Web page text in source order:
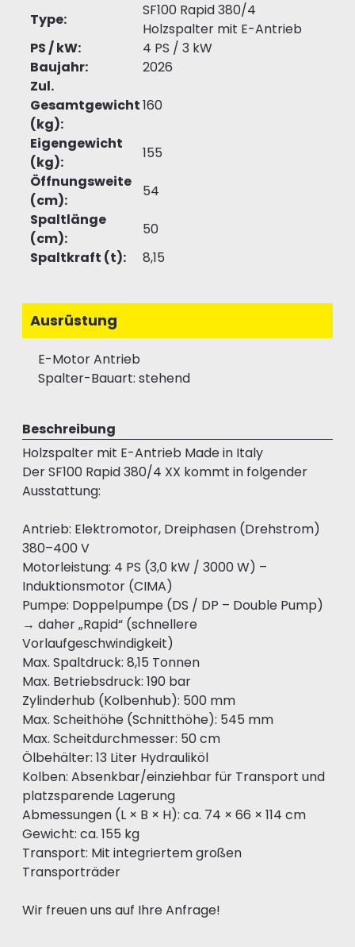
Type:
SF100 Rapid 380/4
Holzspalter mit E-Antrieb
PS / kW:
4 PS / 3 kW
Baujahr:
2026
Zul.
Gesamtgewicht
(kg):
160
Eigengewicht
(kg):
155
Öffnungsweite
(cm):
54
Spaltlänge
(cm):
50
Spaltkraft (t):
8,15
Ausrüstung
E-Motor Antrieb
Spalter-Bauart: stehend
Beschreibung
Holzspalter mit E-Antrieb Made in Italy
Der SF100 Rapid 380/4 XX kommt in folgender
Ausstattung:
Antrieb: Elektromotor, Dreiphasen (Drehstrom)
380–400 V
Motorleistung: 4 PS (3,0 kW / 3000 W) –
Induktionsmotor (CIMA)
Pumpe: Doppelpumpe (DS / DP – Double Pump)
→ daher „Rapid“ (schnellere
Vorlaufgeschwindigkeit)
Max. Spaltdruck: 8,15 Tonnen
Max. Betriebsdruck: 190 bar
Zylinderhub (Kolbenhub): 500 mm
Max. Scheithöhe (Schnitthöhe): 545 mm
Max. Scheitdurchmesser: 50 cm
Ölbehälter: 13 Liter Hydrauliköl
Kolben: Absenkbar/einziehbar für Transport und
platzsparende Lagerung
Abmessungen (L × B × H): ca. 74 × 66 × 114 cm
Gewicht: ca. 155 kg
Transport: Mit integriertem großen
Transporträder
Wir freuen uns auf Ihre Anfrage!